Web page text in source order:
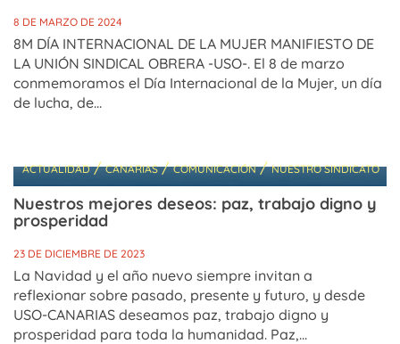
8 DE MARZO DE 2024
8M DÍA INTERNACIONAL DE LA MUJER MANIFIESTO DE
LA UNIÓN SINDICAL OBRERA -USO-. El 8 de marzo
conmemoramos el Día Internacional de la Mujer, un día
de lucha, de...
ACTUALIDAD/CANARIAS/COMUNICACIÓN/NUESTRO SINDICATO
Nuestros mejores deseos: paz, trabajo digno y
prosperidad
23 DE DICIEMBRE DE 2023
La Navidad y el año nuevo siempre invitan a
reflexionar sobre pasado, presente y futuro, y desde
USO-CANARIAS deseamos paz, trabajo digno y
prosperidad para toda la humanidad. Paz,...